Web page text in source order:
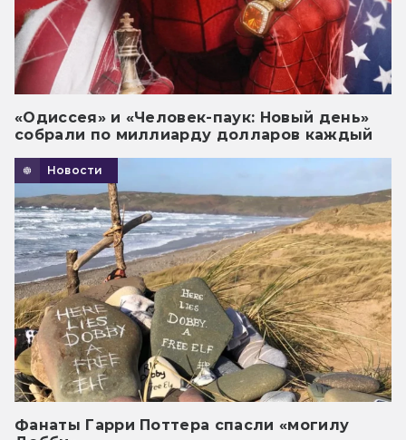
«Одиссея» и «Человек-паук: Новый день»
собрали по миллиарду долларов каждый
Новости
Фанаты Гарри Поттера спасли «могилу